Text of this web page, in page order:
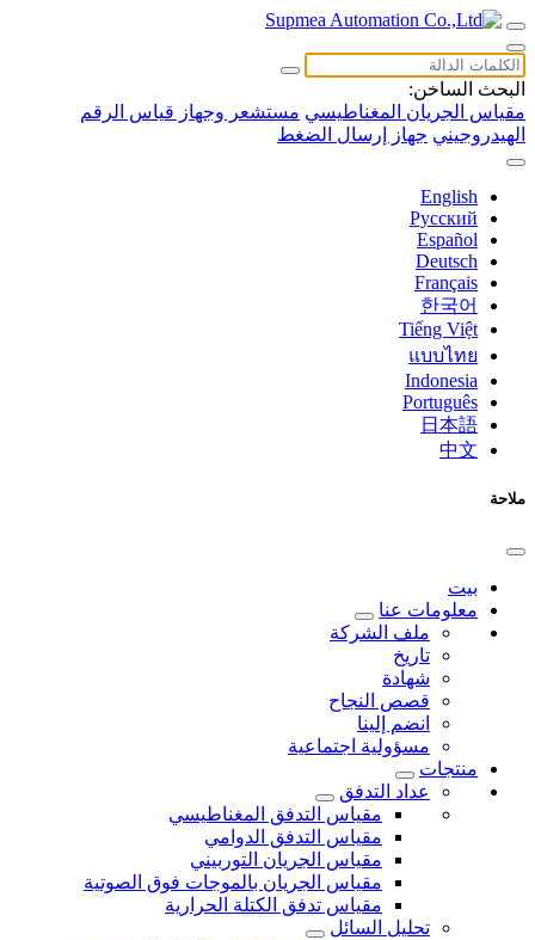
البحث الساخن:
مقياس الجريان المغناطيسي مستشعر وجهاز قياس الرقم
الهيدروجيني جهاز إرسال الضغط
English
Русский
Español
Deutsch
Français
한국어
Tiếng Việt
แบบไทย
Indonesia
Português
日本語
中文
ملاحة
بيت
معلومات عنا
ملف الشركة
تاريخ
شهادة
قصص النجاح
انضم إلينا
مسؤولية اجتماعية
منتجات
عداد التدفق
مقياس التدفق المغناطيسي
مقياس التدفق الدوامي
مقياس الجريان التوربيني
مقياس الجريان بالموجات فوق الصوتية
مقياس تدفق الكتلة الحرارية
تحليل السائل